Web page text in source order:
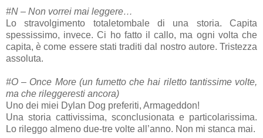
#N – Non vorrei mai leggere…
Lo stravolgimento totaletombale di una storia. Capita
spessissimo, invece. Ci ho fatto il callo, ma ogni volta che
capita, è come essere stati traditi dal nostro autore. Tristezza
assoluta.
#O – Once More (un fumetto che hai riletto tantissime volte,
ma che rileggeresti ancora)
Uno dei miei Dylan Dog preferiti, Armageddon!
Una storia cattivissima, sconclusionata e particolarissima.
Lo rileggo almeno due-tre volte all’anno. Non mi stanca mai.